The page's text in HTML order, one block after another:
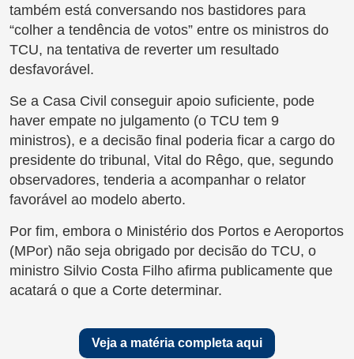
também está conversando nos bastidores para
“colher a tendência de votos” entre os ministros do
TCU, na tentativa de reverter um resultado
desfavorável.
Se a Casa Civil conseguir apoio suficiente, pode
haver empate no julgamento (o TCU tem 9
ministros), e a decisão final poderia ficar a cargo do
presidente do tribunal, Vital do Rêgo, que, segundo
observadores, tenderia a acompanhar o relator
favorável ao modelo aberto.
Por fim, embora o Ministério dos Portos e Aeroportos
(MPor) não seja obrigado por decisão do TCU, o
ministro Silvio Costa Filho afirma publicamente que
acatará o que a Corte determinar.
Veja a matéria completa aqui